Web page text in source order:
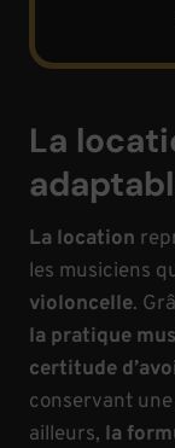
La
La location
les musiciens
violoncelle.
la pratique
certitude
conservant
ailleurs, la